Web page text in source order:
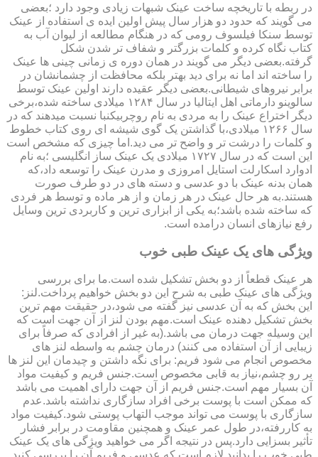
در ربطه با تاریخچه ساخت عینک شبهات زیادی وجود دارد ؛بعضی
می گویند که حدود دو هزار سال پیش اولین ایده ی استفاده از عینک
توسط سنکا فیلسوف رومی که در هنگام مطالعه از لیوان آب به
کتاب نگاه کرده و کلمات بزرگتر و شفاف تر شدن شکل
گرفته.بعضی دیگر می گویند در همان دوره ی زمانی چینی ها عینک
را ساخته اند اما نه برای دید بهتر بلکه محافظت از چشمانشان در
برابر نیروهای شیطانی.بعضی دیگر عقیده دارند اولین عینک توسط
سالوینو دارماتی اهل ایتالیا در سال ۱۲۸۴ میلادی ساخته شده،برخی
دیگر اختراع عینک را به مردی به نام روچربیکنبا نسبت میدهند که در
سال ۱۲۶۶ میلادی،با گذاشتن یک گوی شیشه ای روی کتاب خطوط
و کلمات را درشت تر و واضح تر می دید.اما چیزی که مشخص است
این است که در سال ۱۷۲۷ میلادی یک عینک ساز انگلیسی ؛به نام
ادوارد اسکارلت استایل امروزی و مدرن عینک را توسعه داد،که
همان بدنه عینک با دو عدسی و دسته های در دو طرف صورت
هستند.به هر حال عینک در هر زمان و از هر ماده و توسط هر فردی
که ساخته شده باشد؛به یکی از ابزاری ترین و کاربردی ترین وسایل
رفع نیازهای انسان درامده است.
ویژگی های یک عینک طبی خوب
هر عینک قطعاً از دو بخش تشکیل شده است.ما برای بررسی
ویژگی های عینک طبی به شرح این دو بخش خواهیم پرداخت.لنز:
این بخش که به آن عدسی نیز گفته می شود،در حقیقت مهم ترین
بخش تشکیل دهنده عینک است.مهم بودن لنز از آن جهت است که
این وسیله جهت درمان می باشد.(به غیر از افرادی که صرفاً برای
زیبایی از آن استفاده می کنند) درمان چشم به واسطه لنز های
مخصوص انجام می شود فریم: برای نگه داشتن و چیدمان این لنز ها
بر رو چشم،نیاز به قابی مخصوص است.جنس فریم و کیفیت مواد
آن بسیار مهم است.جنس فریم از آن جهت دارای اهمیت می باشد
که ممکن است با پوست برخی افراد سازگاری نداشته باشد.عدم
سازگاری با پوست می تواند موجب التهاب پوستی شود.کیفیت مواد
به کاررفته،در طول عمر عینک و همچنین مقاومت در برابر فشار
تأثیر بسزایی دارد.پس در نتیجه اگر می خواهید ویژگی های یک عینک